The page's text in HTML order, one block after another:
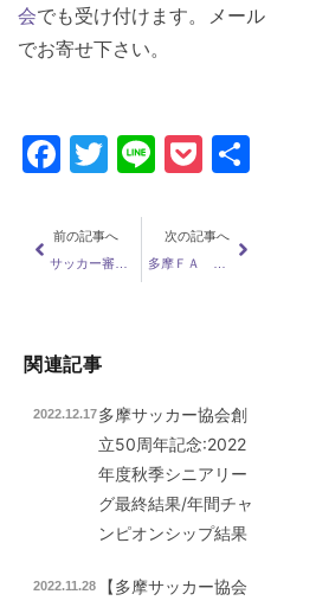
会でも受け付けます。メール
でお寄せ下さい。
Facebook
Twitter
LinePocket
前の記事へ 次の記事へ
関連記事
多摩サッカー協会創
立50周年記念:2022
年度秋季シニアリー
グ最終結果/年間チャ
ンピオンシップ結果
2022.12.17
【多摩サッカー協会
2022.11.28